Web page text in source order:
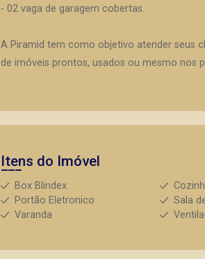
- 02 vaga de garagem cobertas.
A Piramid tem como objetivo atender seus
de imóveis prontos, usados ou mesmo nos
Itens do Imóvel
Box Blindex
Portão Eletronico
Sala
Varanda